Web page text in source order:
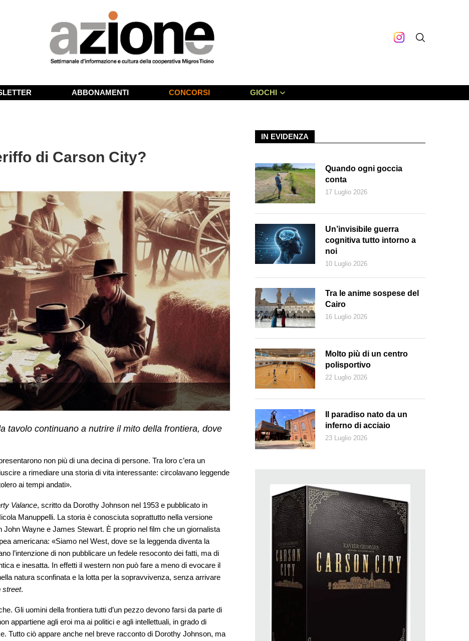
ABBONAMENTI CONCORSI GIOCHI
di Carson City?
(Immagine creata con AI)
tavolo continuano a nutrire il mito della frontiera, dove
non più di una decina di persone. Tra loro c’era un
a rimediare una storia di vita interessante: circolavano leggende
ai tempi andati».
Valance, scritto da Dorothy Johnson nel 1953 e pubblicato in
Manuppelli. La storia è conosciuta soprattutto nella versione
Wayne e James Stewart. È proprio nel film che un giornalista
americana: «Siamo nel West, dove se la leggenda diventa la
l’intenzione di non pubblicare un fedele resoconto dei fatti, ma di
e inesatta. In effetti il western non può fare a meno di evocare il
natura sconfinata e la lotta per la sopravvivenza, senza arrivare
street.
Gli uomini della frontiera tutti d’un pezzo devono farsi da parte di
appartiene agli eroi ma ai politici e agli intellettuali, in grado di
Tutto ciò appare anche nel breve racconto di Dorothy Johnson, ma
IN EVIDENZA
Quando ogni goccia
conta
17 Luglio 2026
Un’invisibile guerra
cognitiva tutto intorno a
noi
10 Luglio 2026
Tra le anime sospese del
Cairo
16 Luglio 2026
Molto più di un centro
polisportivo
22 Luglio 2026
Il paradiso nato da un
inferno di acciaio
23 Luglio 2026